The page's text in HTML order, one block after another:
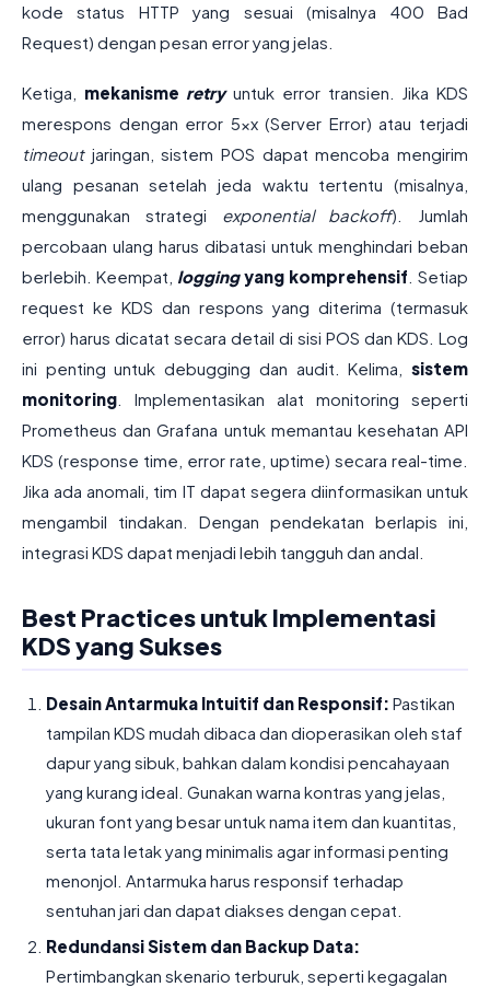
kode status HTTP yang sesuai (misalnya 400 Bad
Request) dengan pesan error yang jelas.
Ketiga, mekanisme retryuntuk error transien. Jika KDS
merespons dengan error 5xx (Server Error) atau terjadi
timeoutjaringan, sistem POS dapat mencoba mengirim
ulang pesanan setelah jeda waktu tertentu (misalnya,
menggunakan strategi exponential backoff). Jumlah
percobaan ulang harus dibatasi untuk menghindari beban
berlebih. Keempat, loggingyang komprehensif . Setiap
request ke KDS dan respons yang diterima (termasuk
error) harus dicatat secara detail di sisi POS dan KDS. Log
ini penting untuk debugging dan audit. Kelima, sistem
monitoring . Implementasikan alat monitoring seperti
Prometheus dan Grafana untuk memantau kesehatan API
KDS (response time, error rate, uptime) secara real-time.
Jika ada anomali, tim IT dapat segera diinformasikan untuk
mengambil tindakan. Dengan pendekatan berlapis ini,
integrasi KDS dapat menjadi lebih tangguh dan andal.
Best Practices untuk Implementasi
KDS yang Sukses
Desain Antarmuka Intuitif dan Responsif: Pastikan
tampilan KDS mudah dibaca dan dioperasikan oleh staf
dapur yang sibuk, bahkan dalam kondisi pencahayaan
yang kurang ideal. Gunakan warna kontras yang jelas,
ukuran font yang besar untuk nama item dan kuantitas,
serta tata letak yang minimalis agar informasi penting
menonjol. Antarmuka harus responsif terhadap
sentuhan jari dan dapat diakses dengan cepat.
Redundansi Sistem dan Backup Data:
Pertimbangkan skenario terburuk, seperti kegagalan